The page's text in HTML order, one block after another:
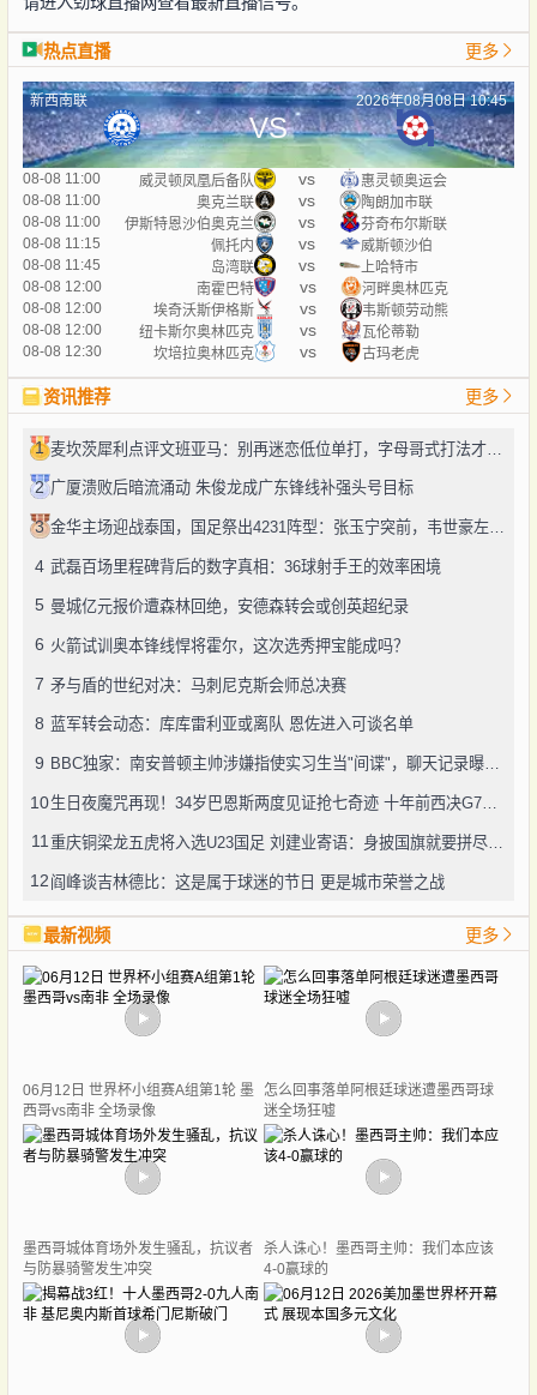
热点直播 更多
新西南联 2026年08月08日 10:45
VS
08-08 11:00 威灵顿凤凰后备队 vs
惠灵顿奥运会
08-08 11:00
奥克兰联 vs
陶朗加市联
08-08 11:00
伊斯特恩沙伯奥克兰 vs
芬奇布尔斯联
08-08 11:15
佩托内 vs
威斯顿沙伯
08-08 11:45
岛湾联 vs
上哈特市
08-08 12:00
南霍巴特 vs
河畔奥林匹克
08-08 12:00
埃奇沃斯伊格斯 vs
韦斯顿劳动熊
08-08 12:00
纽卡斯尔奥林匹克 vs
瓦伦蒂勒
08-08 12:30
坎培拉奥林匹克 vs 古玛老虎
资讯推荐 更多
1 麦坎茨犀利点评文班亚马：别再迷恋低位单打，字母哥式打法才是未来
2 广厦溃败后暗流涌动 朱俊龙成广东锋线补强头号目标
3 金华主场迎战泰国，国足祭出4231阵型：张玉宁突前，韦世豪左路驰骋
4 武磊百场里程碑背后的数字真相：36球射手王的效率困境
5 曼城亿元报价遭森林回绝，安德森转会或创英超纪录
6 火箭试训奥本锋线悍将霍尔，这次选秀押宝能成吗？
7 矛与盾的世纪对决：马刺尼克斯会师总决赛
8 蓝军转会动态：库库雷利亚或离队 恩佐进入可谈名单
9 BBC独家：南安普顿主帅涉嫌指使实习生当"间谍"，聊天记录曝光引轩然大波
10 生日夜魔咒再现！34岁巴恩斯两度见证抢七奇迹 十年前西决G7也曾送雷霆回家
11 重庆铜梁龙五虎将入选U23国足 刘建业寄语：身披国旗就要拼尽全力
12 阎峰谈吉林德比：这是属于球迷的节日 更是城市荣誉之战
最新视频 更多
06月12日 世界杯小组赛A组第1轮 墨
西哥vs南非 全场录像
怎么回事落单阿根廷球迷遭墨西哥球
迷全场狂嘘
墨西哥城体育场外发生骚乱，抗议者
与防暴骑警发生冲突
杀人诛心！墨西哥主帅：我们本应该
4-0赢球的